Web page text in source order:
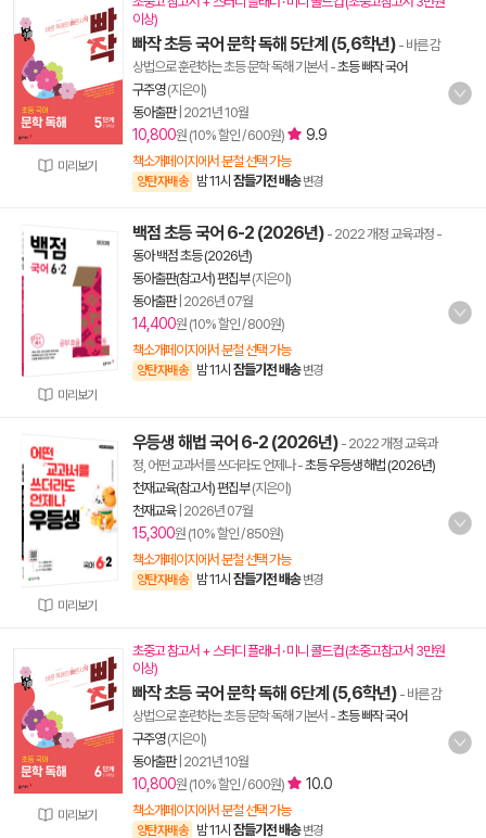
미리보기
이상)
빠작 초등 국어 문학 독해 5단계 (5,6학년) - 바른 감
상법으로 훈련하는 초등 문학 독해 기본서 -초등 빠작 국어
구주영(지은이)
동아출판| 2021년 10월
10,800원 (10% 할인 / 600원) 9.9
책소개페이지에서 분철 선택 가능
양탄자배송 밤 11시 잠들기전 배송 변경
미리보기
백점 초등 국어 6-2 (2026년) - 2022 개정 교육과정 -
동아 백점 초등 (2026년)
동아출판(참고서) 편집부(지은이)
동아출판| 2026년 07월
14,400원 (10% 할인 / 800원)
책소개페이지에서 분철 선택 가능
양탄자배송 밤 11시 잠들기전 배송 변경
미리보기
우등생 해법 국어 6-2 (2026년) - 2022 개정 교육과
정, 어떤 교과서를 쓰더라도 언제나-초등 우등생 해법 (2026년)
천재교육(참고서) 편집부(지은이)
천재교육| 2026년 07월
15,300원 (10% 할인 / 850원)
책소개페이지에서 분철 선택 가능
양탄자배송 밤 11시 잠들기전 배송 변경
미리보기
초중고 참고서 + 스터디 플래너 · 미니 콜드컵 (초중고참고서 3만원
이상)
빠작 초등 국어 문학 독해 6단계 (5,6학년) - 바른 감
상법으로 훈련하는 초등 문학 독해 기본서 -초등 빠작 국어
구주영(지은이)
동아출판| 2021년 10월
10,800원 (10% 할인 / 600원) 10.0
책소개페이지에서 분철 선택 가능
양탄자배송 밤 11시 잠들기전 배송 변경